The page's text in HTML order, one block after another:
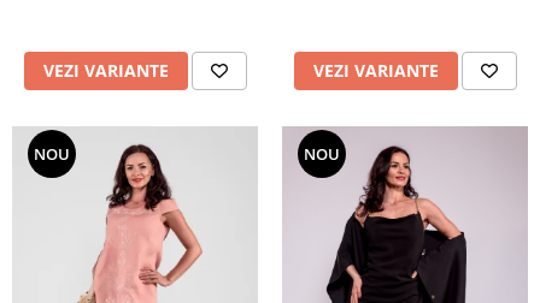
VEZI VARIANTE VEZI VARIANTE
NOU NOU